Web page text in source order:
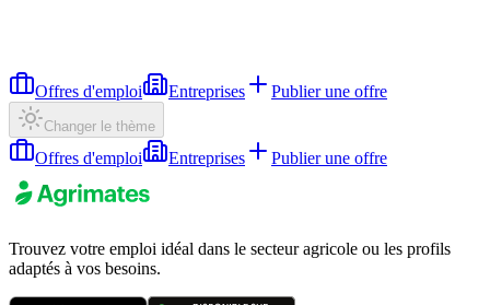
Offres d'emploi Entreprises Publier une offre
Changer le thème
Offres d'emploi Entreprises Publier une offre
Trouvez votre emploi idéal dans le secteur agricole ou les profils
adaptés à vos besoins.